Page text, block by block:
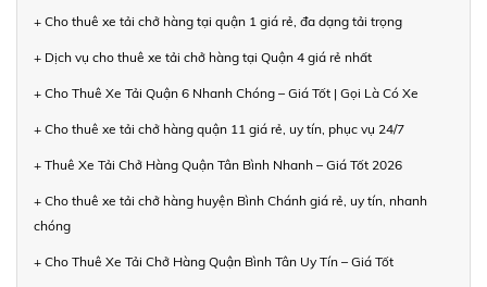
+ Cho thuê xe tải chở hàng tại quận 1 giá rẻ, đa dạng tải trọng
+ Dịch vụ cho thuê xe tải chở hàng tại Quận 4 giá rẻ nhất
+ Cho Thuê Xe Tải Quận 6 Nhanh Chóng – Giá Tốt | Gọi Là Có Xe
+ Cho thuê xe tải chở hàng quận 11 giá rẻ, uy tín, phục vụ 24/7
+ Thuê Xe Tải Chở Hàng Quận Tân Bình Nhanh – Giá Tốt 2026
+ Cho thuê xe tải chở hàng huyện Bình Chánh giá rẻ, uy tín, nhanh
chóng
+ Cho Thuê Xe Tải Chở Hàng Quận Bình Tân Uy Tín – Giá Tốt